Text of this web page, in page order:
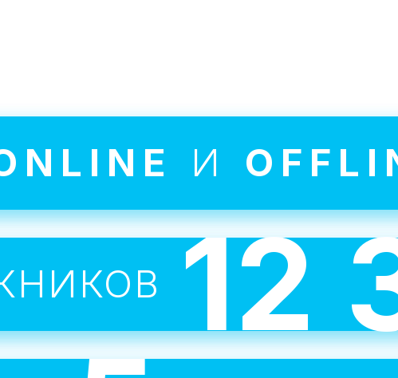
Увлекательные занятия
группах или 1 на 1 с учителем.
Каждый ребенок сбирает
портфолио к концу курса.
12
И